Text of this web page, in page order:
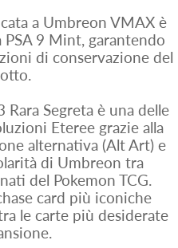
a Umbreon VMAX è
9 Mint, garantendo
di conservazione del
Segreta è una delle
Eteree grazie alla
alternativa (Alt Art) e
di Umbreon tra
del Pokemon TCG.
card più iconiche
le carte più desiderate